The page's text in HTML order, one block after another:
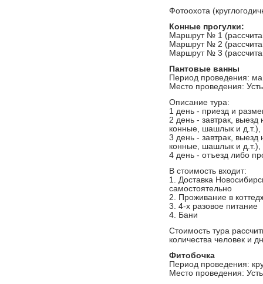
Фотоохота
Конные прогулки:
Маршрут № 1
Маршрут № 2
Маршрут № 3
Пантовые ванны
Период проведения:
Место проведения:
Описание тура:
1 день - приезд и
2 день - завтрак,
конные, шашлык и
3 день - завтрак,
конные, шашлык и
4 день - отъезд либо
В стоимость входит:
1. Доставка
самостоятельно
2. Проживание в
3. 4-х разовое питание
4. Бани
Стоимость тура
количества человек и
Фитобочка
Период проведения:
Место проведения: